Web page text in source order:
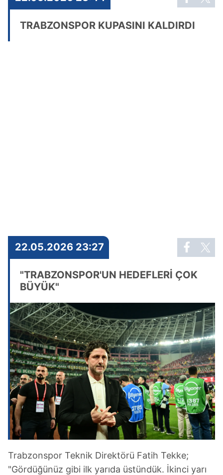
TRABZONSPOR KUPASINI KALDIRDI
22.05.2026 23:27
"TRABZONSPOR'UN HEDEFLERİ ÇOK
BÜYÜK"
Trabzonspor Teknik Direktörü Fatih Tekke;
"Gördüğünüz gibi ilk yarıda üstündük. İkinci yarı